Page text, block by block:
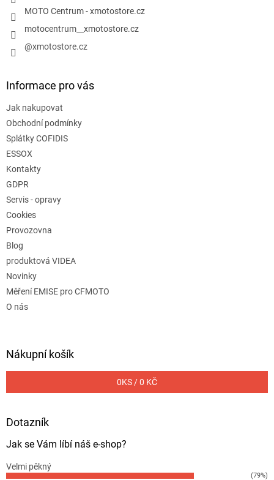
MOTO Centrum - xmotostore.cz
motocentrum__xmotostore.cz
@xmotostore.cz
Informace pro vás
Jak nakupovat
Obchodní podmínky
Splátky COFIDIS
ESSOX
Kontakty
GDPR
Servis - opravy
Cookies
Provozovna
Blog
produktová VIDEA
Novinky
Měření EMISE pro CFMOTO
O nás
Nákupní košík
0KS /0 KČ
Dotazník
Jak se Vám líbí náš e-shop?
Velmi pěkný
(79%)